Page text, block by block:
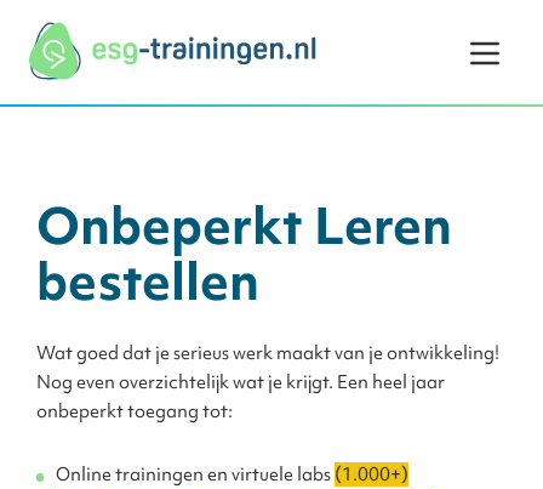
Onbeperkt Leren
bestellen
Wat goed dat je serieus werk maakt van je ontwikkeling!
Nog even overzichtelijk wat je krijgt. Een heel jaar
onbeperkt toegang tot:
Online trainingen en virtuele labs (1.000+)